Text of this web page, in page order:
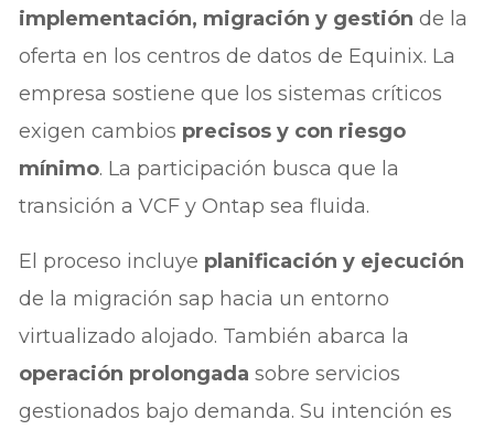
implementación, migración y gestión de la
oferta en los centros de datos de Equinix. La
empresa sostiene que los sistemas críticos
exigen cambios precisos y con riesgo
mínimo. La participación busca que la
transición a VCF y Ontap sea fluida.
El proceso incluye planificación y ejecución
de la migración sap hacia un entorno
virtualizado alojado. También abarca la
operación prolongada sobre servicios
gestionados bajo demanda. Su intención es